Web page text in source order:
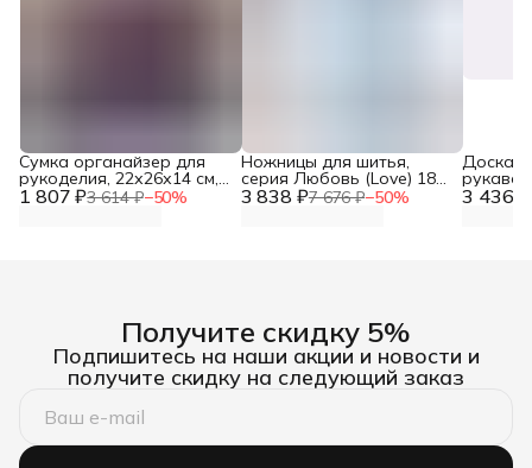
1 807 ₽3 614 ₽−50%
Сумка органайзер для
рукоделия, 22х26х14 см,
Hobby&Pro 3 838 ₽7 676 ₽−50%
Ножницы для шитья,
серия Любовь (Love) 18
см, Prym, 610540 3 436 ₽
Доска
Получите скидку 5%
Подпишитесь на наши акции и новости и
получите скидку на следующий заказ